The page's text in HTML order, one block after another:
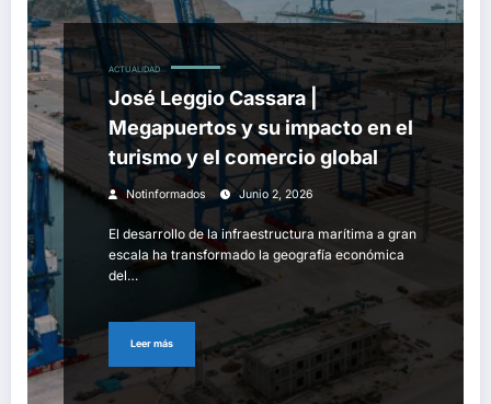
ACTUALIDAD
José Leggio Cassara |
Megapuertos y su impacto en el
turismo y el comercio global
Notinformados Junio 2, 2026
El desarrollo de la infraestructura marítima a gran
escala ha transformado la geografía económica
del…
Leer más